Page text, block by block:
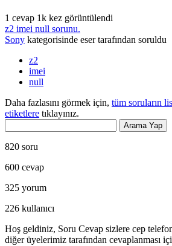
1 cevap 1k kez görüntülendi
z2 imei null sorunu.
Sony kategorisinde eser tarafından soruldu
z2
imei
null
Daha fazlasını görmek için, tüm soruların
etiketlere tıklayınız.
820 soru
600 cevap
325 yorum
226 kullanıcı
Hoş geldiniz, Soru Cevap sizlere cep
diğer üyelerimiz tarafından cevaplanması